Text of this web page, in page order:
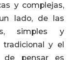
y complejas,
lado, de las
simples y
y el
pensar es